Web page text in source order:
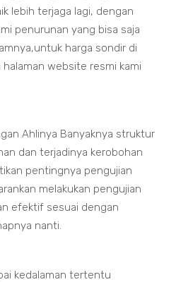
lebih terjaga lagi, dengan
penurunan yang bisa saja
harga sondir di
website resmi kami
Ahlinya Banyaknya struktur
dan terjadinya kerobohan
pentingnya pengujian
melakukan pengujian
efektif sesuai dengan
nanti.
kedalaman tertentu